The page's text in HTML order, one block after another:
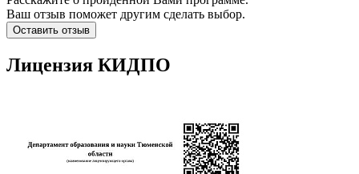
Ваш отзыв поможет другим сделать выбор.
Оставить отзыв
Лицензия КИДПО